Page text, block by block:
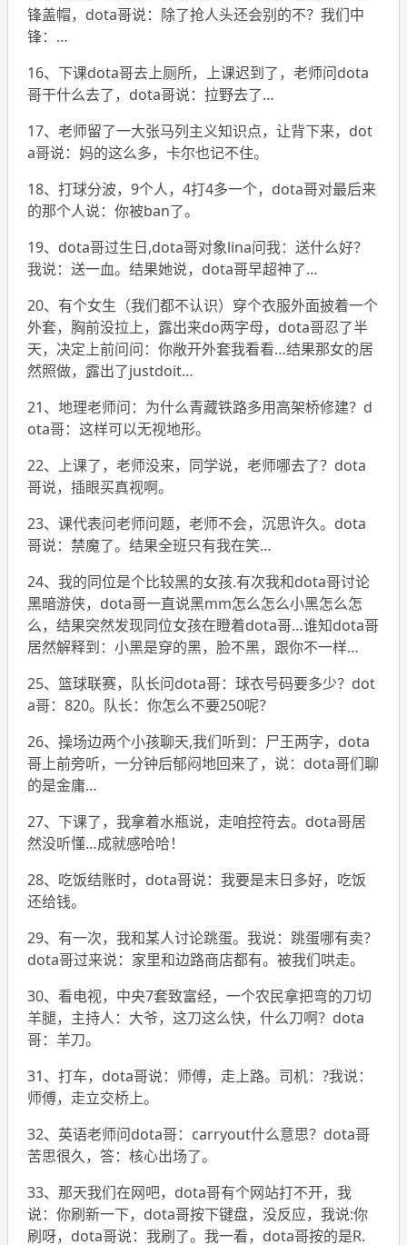
锋盖帽，dota哥说：除了抢人头还会别的不？我们中
锋：…
16、下课dota哥去上厕所，上课迟到了，老师问dota
哥干什么去了，dota哥说：拉野去了…
17、老师留了一大张马列主义知识点，让背下来，dot
a哥说：妈的这么多，卡尔也记不住。
18、打球分波，9个人，4打4多一个，dota哥对最后来
的那个人说：你被ban了。
19、dota哥过生日,dota哥对象lina问我：送什么好？
我说：送一血。结果她说，dota哥早超神了…
20、有个女生（我们都不认识）穿个衣服外面披着一个
外套，胸前没拉上，露出来do两字母，dota哥忍了半
天，决定上前问问：你敞开外套我看看…结果那女的居
然照做，露出了justdoit…
21、地理老师问：为什么青藏铁路多用高架桥修建？d
ota哥：这样可以无视地形。
22、上课了，老师没来，同学说，老师哪去了？dota
哥说，插眼买真视啊。
23、课代表问老师问题，老师不会，沉思许久。dota
哥说：禁魔了。结果全班只有我在笑…
24、我的同位是个比较黑的女孩.有次我和dota哥讨论
黑暗游侠，dota哥一直说黑mm怎么怎么小黑怎么怎
么，结果突然发现同位女孩在瞪着dota哥…谁知dota哥
居然解释到：小黑是穿的黑，脸不黑，跟你不一样…
25、篮球联赛，队长问dota哥：球衣号码要多少？dot
a哥：820。队长：你怎么不要250呢？
26、操场边两个小孩聊天,我们听到：尸王两字，dota
哥上前旁听，一分钟后郁闷地回来了，说：dota哥们聊
的是金庸…
27、下课了，我拿着水瓶说，走咱控符去。dota哥居
然没听懂…成就感哈哈！
28、吃饭结账时，dota哥说：我要是末日多好，吃饭
还给钱。
29、有一次，我和某人讨论跳蛋。我说：跳蛋哪有卖？
dota哥过来说：家里和边路商店都有。被我们哄走。
30、看电视，中央7套致富经，一个农民拿把弯的刀切
羊腿，主持人：大爷，这刀这么快，什么刀啊？dota
哥：羊刀。
31、打车，dota哥说：师傅，走上路。司机：?我说：
师傅，走立交桥上。
32、英语老师问dota哥：carryout什么意思？dota哥
苦思很久，答：核心出场了。
33、那天我们在网吧，dota哥有个网站打不开，我
说：你刷新一下，dota哥按下键盘，没反应，我说:你
刷呀，dota哥说：我刷了。我一看，dota哥按的是R.